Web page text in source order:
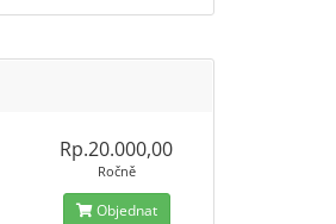
Rp.20.000,00
Ročně
Objednat